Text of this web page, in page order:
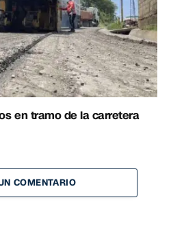
en tramo de la carretera
COMENTARIO